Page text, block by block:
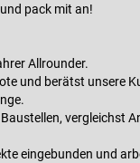
pack mit an!
Allrounder.
und berätst unsere
vergleichst
eingebunden und